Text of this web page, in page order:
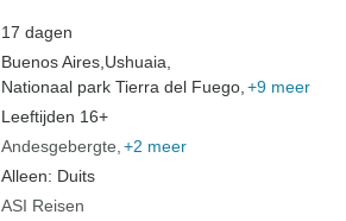
17 dagen
Buenos Aires, Ushuaia,
Nationaal park Tierra del Fuego, +9 meer
Leeftijden 16+
Andesgebergte +2 meer
Alleen: Duits
ASI Reisen